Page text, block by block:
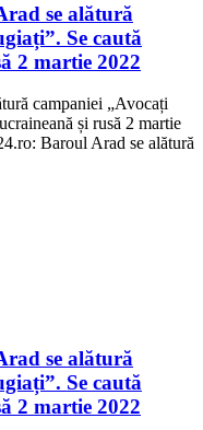
se alătură
Se caută
2 martie 2022
campaniei „Avocați
și rusă 2 martie
Baroul Arad se alătură
se alătură
Se caută
2 martie 2022